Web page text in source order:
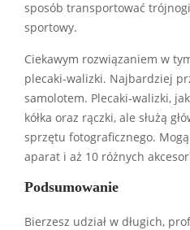
sposób transportować
sportowy.
Ciekawym rozwiązaniem w
plecaki-walizki. Najbardziej
samolotem. Plecaki-walizki,
kółka oraz rączki, ale służą
sprzętu fotograficznego.
aparat i aż 10 różnych
Podsumowanie
Bierzesz udział w długich,